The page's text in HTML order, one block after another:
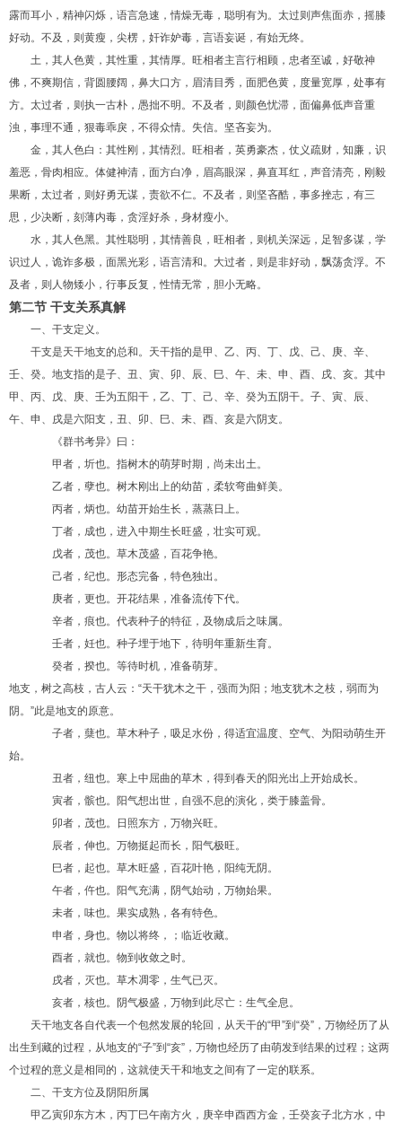
露而耳小，精神闪烁，语言急速，情燥无毒，聪明有为。太过则声焦面赤，摇膝
好动。不及，则黄瘦，尖楞，奸诈妒毒，言语妄诞，有始无终。
土，其人色黄，其性重，其情厚。旺相者主言行相顾，忠者至诚，好敬神
佛，不爽期信，背圆腰阔，鼻大口方，眉清目秀，面肥色黄，度量宽厚，处事有
方。太过者，则执一古朴，愚拙不明。不及者，则颜色忧滞，面偏鼻低声音重
浊，事理不通，狠毒乖戾，不得众情。失信。坚吝妄为。
金，其人色白：其性刚，其情烈。旺相者，英勇豪杰，仗义疏财，知廉，识
羞恶，骨肉相应。体健神清，面方白净，眉高眼深，鼻直耳红，声音清亮，刚毅
果断，太过者，则好勇无谋，责欲不仁。不及者，则坚吝酷，事多挫志，有三
思，少决断，刻薄内毒，贪淫好杀，身材瘦小。
水，其人色黑。其性聪明，其情善良，旺相者，则机关深远，足智多谋，学
识过人，诡诈多极，面黑光彩，语言清和。大过者，则是非好动，飘荡贪浮。不
及者，则人物矮小，行事反复，性情无常，胆小无略。
第二节 干支关系真解
一、干支定义。
干支是天干地支的总和。天干指的是甲、乙、丙、丁、戊、己、庚、辛、
壬、癸。地支指的是子、丑、寅、卯、辰、巳、午、未、申、酉、戌、亥。其中
甲、丙、戊、庚、壬为五阳干，乙、丁、己、辛、癸为五阴干。子、寅、辰、
午、申、戌是六阳支，丑、卯、巳、未、酉、亥是六阴支。
《群书考异》曰：
甲者，圻也。指树木的萌芽时期，尚未出土。
乙者，孽也。树木刚出上的幼苗，柔软弯曲鲜美。
丙者，炳也。幼苗开始生长，蒸蒸日上。
丁者，成也，进入中期生长旺盛，壮实可观。
戊者，茂也。草木茂盛，百花争艳。
己者，纪也。形态完备，特色独出。
庚者，更也。开花结果，准备流传下代。
辛者，痕也。代表种子的特征，及物成后之味属。
壬者，妊也。种子埋于地下，待明年重新生育。
癸者，揆也。等待时机，准备萌芽。
地支，树之高枝，古人云：“天干犹木之干，强而为阳；地支犹木之枝，弱而为
阴。”此是地支的原意。
子者，蘖也。草木种子，吸足水份，得适宜温度、空气、为阳动萌生开
始。
丑者，纽也。寒上中屈曲的草木，得到春天的阳光出上开始成长。
寅者，髌也。阳气想出世，自强不息的演化，类于膝盖骨。
卯者，茂也。日照东方，万物兴旺。
辰者，伸也。万物挺起而长，阳气极旺。
巳者，起也。草木旺盛，百花叶艳，阳纯无阴。
午者，仵也。阳气充满，阴气始动，万物始果。
未者，味也。果实成熟，各有特色。
申者，身也。物以将终，；临近收藏。
酉者，就也。物到收敛之时。
戌者，灭也。草木凋零，生气已灭。
亥者，核也。阴气极盛，万物到此尽亡：生气全息。
天干地支各自代表一个包然发展的轮回，从天干的“甲”到“癸”，万物经历了从
出生到藏的过程，从地支的“子”到“亥”，万物也经历了由萌发到结果的过程；这两
个过程的意义是相同的，这就使天干和地支之间有了一定的联系。
二、干支方位及阴阳所属
甲乙寅卯东方木，丙丁巳午南方火，庚辛申酉西方金，壬癸亥子北方水，中